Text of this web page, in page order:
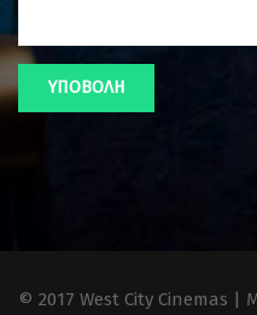
© 2017 West City Cinemas